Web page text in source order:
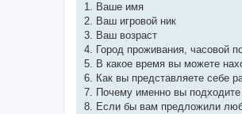
1. Ваше имя
2. Ваш игровой ник
3. Ваш возраст
4. Город проживания, часовой
5. В какое время вы можете
6. Как вы представляете себе
7. Почему именно вы подходите
8. Если бы вам предложили